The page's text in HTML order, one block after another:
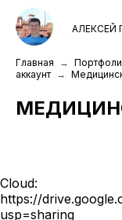
АЛЕКСЕЙ
Главная
аккаунт
Cloud:
https://
usp=sharing